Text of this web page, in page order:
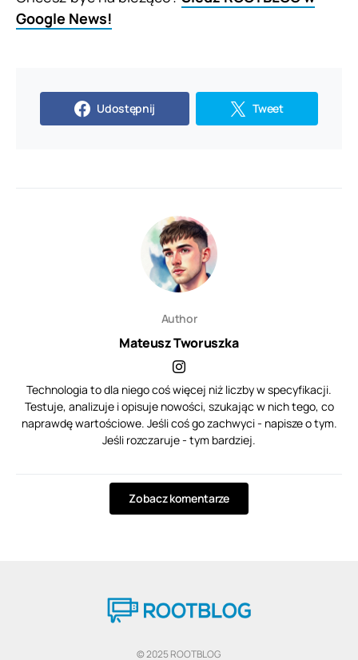
Google News!
Udostępnij Tweet
Author
Mateusz Tworuszka
Technologia to dla niego coś więcej niż liczby w specyfikacji.
Testuje, analizuje i opisuje nowości, szukając w nich tego, co
naprawdę wartościowe. Jeśli coś go zachwyci - napisze o tym.
Jeśli rozczaruje - tym bardziej.
Zobacz komentarze
© 2025 ROOTBLOG